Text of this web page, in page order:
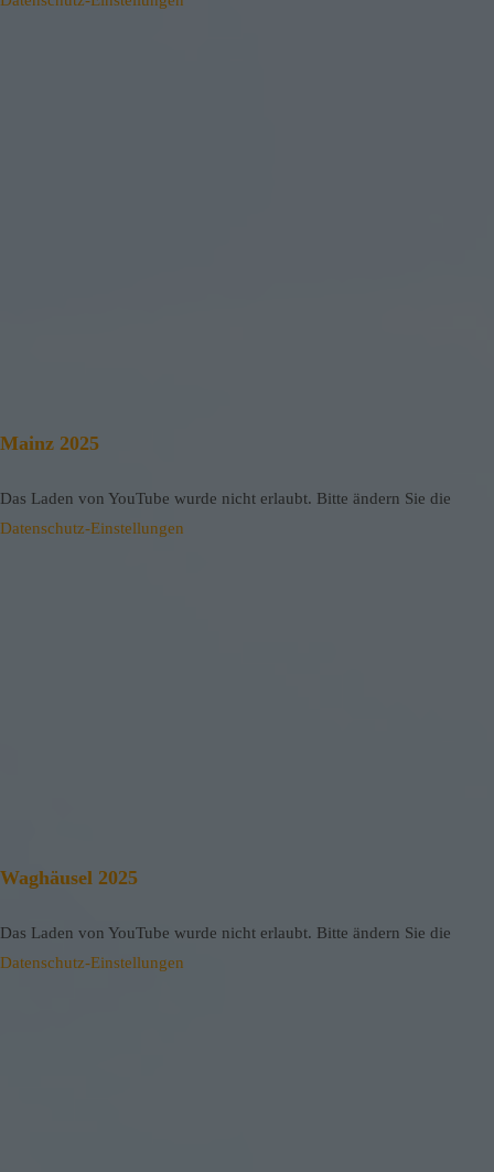
Mainz 2025
Das Laden von YouTube wurde nicht erlaubt. Bitte ändern Sie die
Datenschutz-Einstellungen
Waghäusel 2025
Das Laden von YouTube wurde nicht erlaubt. Bitte ändern Sie die
Datenschutz-Einstellungen